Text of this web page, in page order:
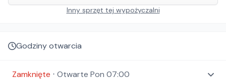
Inny sprzęt tej wypożyczalni
Godziny otwarcia
Zamknięte ⋅ Otwarte Pon 07:00